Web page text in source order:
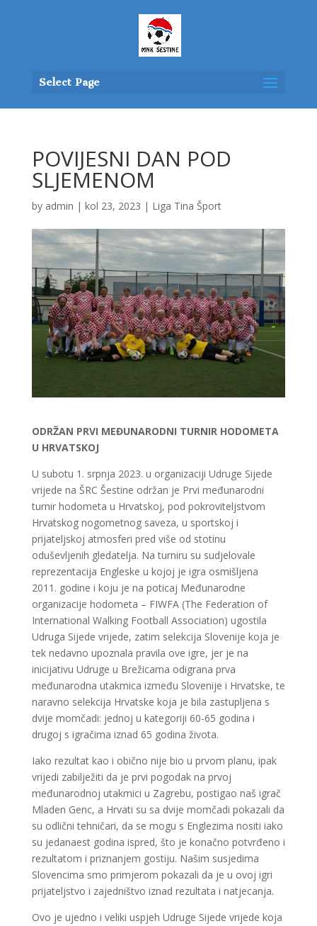
Select Page
POVIJESNI DAN POD
SLJEMENOM
by admin | kol 23, 2023 | Liga Tina Šport
ODRŽAN PRVI MEĐUNARODNI TURNIR HODOMETA
U HRVATSKOJ
U subotu 1. srpnja 2023. u organizaciji Udruge Sijede
vrijede na ŠRC Šestine održan je Prvi međunarodni
turnir hodometa u Hrvatskoj, pod pokroviteljstvom
Hrvatskog nogometnog saveza, u sportskoj i
prijateljskoj atmosferi pred više od stotinu
oduševljenih gledatelja. Na turniru su sudjelovale
reprezentacija Engleske u kojoj je igra osmišljena
2011. godine i koju je na poticaj Međunarodne
organizacije hodometa – FIWFA (The Federation of
International Walking Football Association) ugostila
Udruga Sijede vrijede, zatim selekcija Slovenije koja je
tek nedavno upoznala pravila ove igre, jer je na
inicijativu Udruge u Brežicama odigrana prva
međunarodna utakmica između Slovenije i Hrvatske, te
naravno selekcija Hrvatske koja je bila zastupljena s
dvije momčadi: jednoj u kategoriji 60-65 godina i
drugoj s igračima iznad 65 godina života.
Iako rezultat kao i obično nije bio u prvom planu, ipak
vrijedi zabilježiti da je prvi pogodak na prvoj
međunarodnoj utakmici u Zagrebu, postigao naš igrač
Mladen Genc, a Hrvati su sa dvije momčadi pokazali da
su odlični tehničari, da se mogu s Englezima nositi iako
su jedanaest godina ispred, što je konačno potvrđeno i
rezultatom i priznanjem gostiju. Našim susjedima
Slovencima smo primjerom pokazali da je u ovoj igri
prijateljstvo i zajedništvo iznad rezultata i natjecanja.
Ovo je ujedno i veliki uspjeh Udruge Sijede vrijede koja